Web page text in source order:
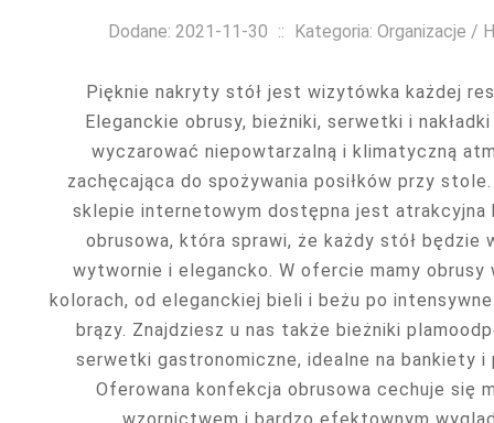
Dodane: 2021-11-30 :: Kategoria: Organizacje /
Pięknie nakryty stół jest wizytówka każdej
Eleganckie obrusy, bieżniki, serwetki i
wyczarować niepowtarzalną i klimatyczną
zachęcająca do spożywania posiłków przy stole.
sklepie internetowym dostępna jest atrakcyjna
obrusowa, która sprawi, że każdy stół będzie
wytwornie i elegancko. W ofercie mamy obrusy
kolorach, od eleganckiej bieli i beżu po
brązy. Znajdziesz u nas także bieżniki
serwetki gastronomiczne, idealne na bankiety i
Oferowana konfekcja obrusowa cechuje się